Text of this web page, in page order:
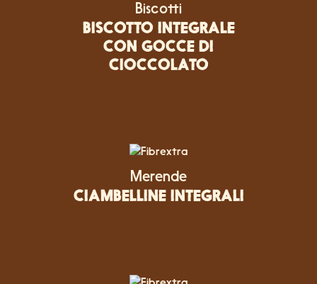
Biscotti
BISCOTTO INTEGRALE
CON GOCCE DI
CIOCCOLATO
Merende
CIAMBELLINE INTEGRALI